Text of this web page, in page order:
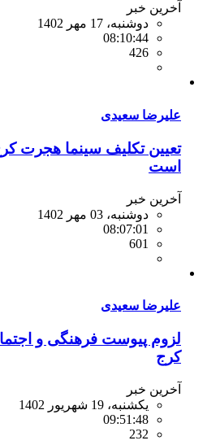
آخرین خبر
دوشنبه، 17 مهر 1402
08:10:44
426
علیرضا سعیدی
تعیین تکلیف سینما هجرت
است
آخرین خبر
دوشنبه، 03 مهر 1402
08:07:01
601
علیرضا سعیدی
لزوم پیوست فرهنگی و
کرج
آخرین خبر
یکشنبه، 19 شهریور 1402
09:51:48
232